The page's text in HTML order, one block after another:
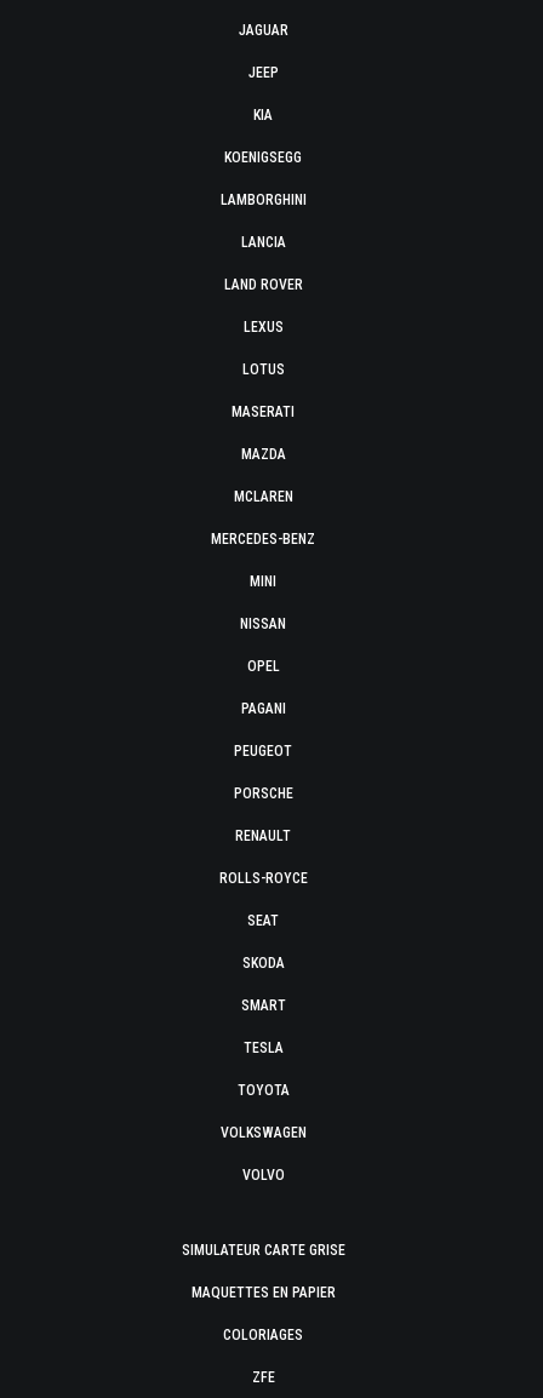
JAGUAR
JEEP
KIA
KOENIGSEGG
LAMBORGHINI
LANCIA
LAND ROVER
LEXUS
LOTUS
MASERATI
MAZDA
MCLAREN
MERCEDES-BENZ
MINI
NISSAN
OPEL
PAGANI
PEUGEOT
PORSCHE
RENAULT
ROLLS-ROYCE
SEAT
SKODA
SMART
TESLA
TOYOTA
VOLKSWAGEN
VOLVO
SIMULATEUR CARTE GRISE
MAQUETTES EN PAPIER
COLORIAGES
ZFE